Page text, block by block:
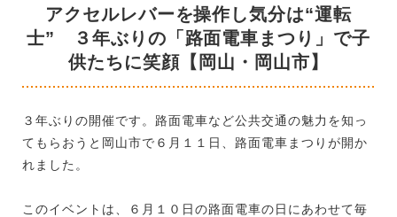
アクセルレバーを操作し気分は“運転
士” ３年ぶりの「路面電車まつり」で子
供たちに笑顔【岡山・岡山市】
３年ぶりの開催です。路面電車など公共交通の魅力を知っ
てもらおうと岡山市で６月１１日、路面電車まつりが開か
れました。
このイベントは、６月１０日の路面電車の日にあわせて毎